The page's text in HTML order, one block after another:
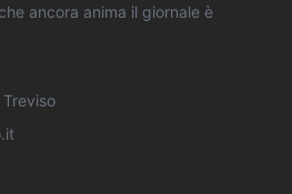
ancora anima il giornale è